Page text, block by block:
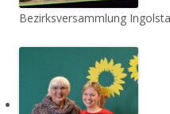
Bezirksversammlung